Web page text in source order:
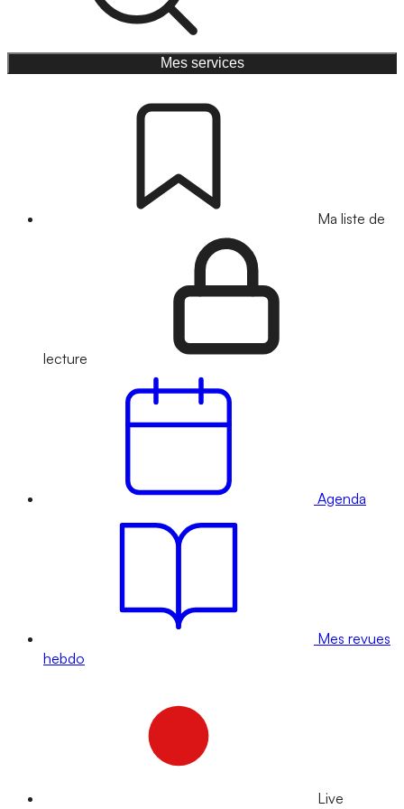
Mes services
Ma liste de
lecture
Agenda
Mes revues
hebdo
Live